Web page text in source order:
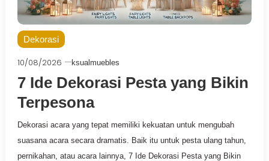
Dekorasi
10/08/2026 ksualmuebles
7 Ide Dekorasi Pesta yang Bikin
Terpesona
Dekorasi acara yang tepat memiliki kekuatan untuk mengubah
suasana acara secara dramatis. Baik itu untuk pesta ulang tahun,
pernikahan, atau acara lainnya, 7 Ide Dekorasi Pesta yang Bikin